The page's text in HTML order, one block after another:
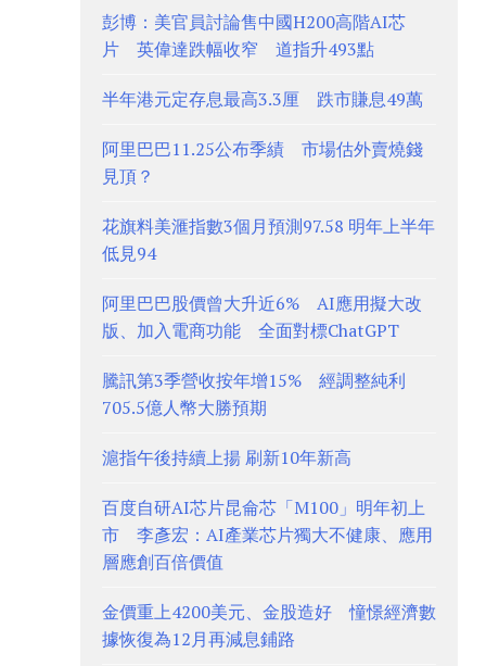
彭博：美官員討論售中國H200高階AI芯
片 英偉達跌幅收窄 道指升493點
半年港元定存息最高3.3厘 跌市賺息49萬
阿里巴巴11.25公布季績 市場估外賣燒錢
見頂？
花旗料美滙指數3個月預測97.58 明年上半年
低見94
阿里巴巴股價曾大升近6% AI應用擬大改
版、加入電商功能 全面對標ChatGPT
騰訊第3季營收按年增15% 經調整純利
705.5億人幣大勝預期
滬指午後持續上揚 刷新10年新高
百度自研AI芯片昆侖芯「M100」明年初上
市 李彥宏：AI產業芯片獨大不健康、應用
層應創百倍價值
金價重上4200美元、金股造好 憧憬經濟數
據恢復為12月再減息鋪路